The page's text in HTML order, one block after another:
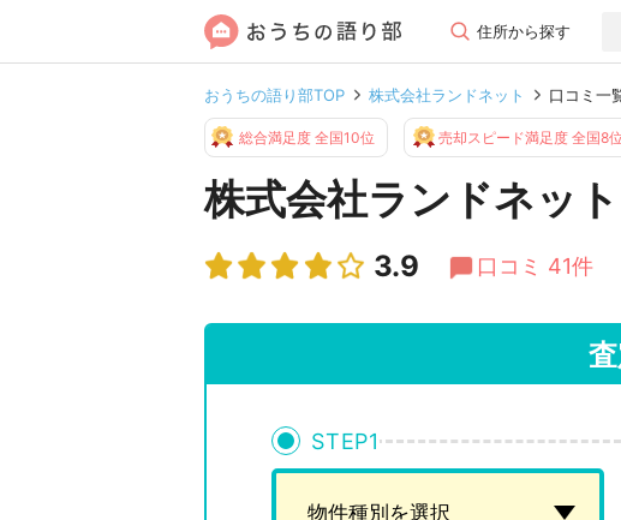
住所から探す
おうちの語り部TOP 株式会社ランドネット 口コミ一
総合満足度 全国10位 売却スピード満足度 全国8位
株式会社ランドネット
3.9 口コミ 41件
STEP1